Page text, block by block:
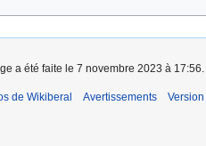
a été faite le 7 novembre 2023 à 17:56.
de Wikiberal Avertissements